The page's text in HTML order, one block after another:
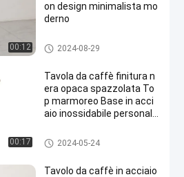
00:12
on design minimalista mo
derno
tavola di estremità
2024-08-29
00:17
Tavola da caffè finitura n
era opaca spazzolata To
p marmoreo Base in acci
aio inossidabile personali
tavola di estremità
2024-05-24
Tavolo da caffè in acciaio